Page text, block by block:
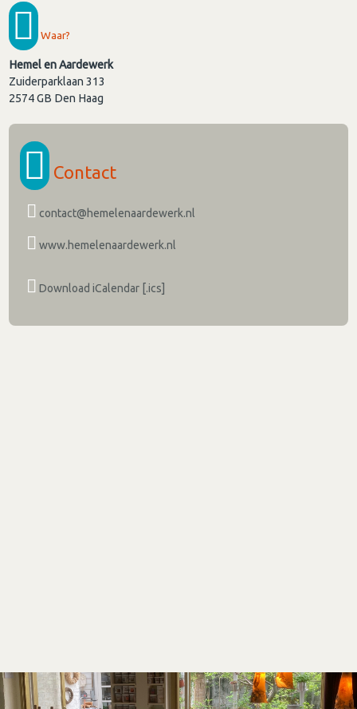
Waar?
Hemel en Aardewerk
Zuiderparklaan 313
2574 GB Den Haag
Contact
contact@hemelenaardewerk.nl
www.hemelenaardewerk.nl
Download iCalendar [.ics]